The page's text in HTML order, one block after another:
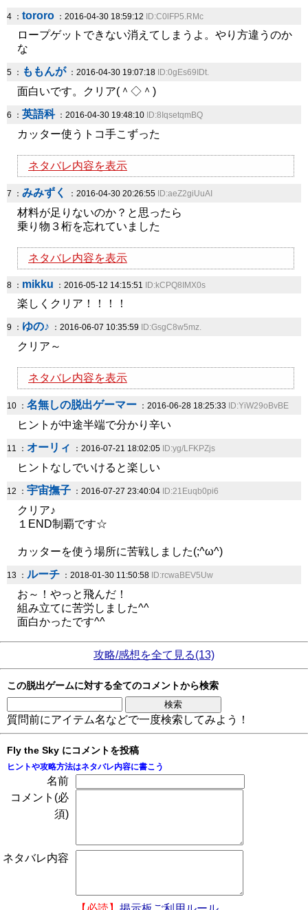
4 ： tororo ：2016-04-30 18:59:12 ID:C0lFP5.RMc
ロープゲットできない消えてしまうよ。やり方違うのか
な
5 ： ももんが：2016-04-30 19:07:18 ID:0gEs69IDt.
面白いです。クリア(＾◇＾)
6 ： 英語科：2016-04-30 19:48:10 ID:8IqsetqmBQ
カッター使うトコ手こずった
ネタバレ内容を表示
7 ： みみずく ：2016-04-30 20:26:55 ID:aeZ2giUuAI
材料が足りないのか？と思ったら
乗り物３桁を忘れていました
ネタバレ内容を表示
8 ： mikku ：2016-05-12 14:15:51 ID:kCPQ8IMX0s
楽しくクリア！！！！
9 ： ゆの♪ ：2016-06-07 10:35:59 ID:GsgC8w5mz.
クリア～
ネタバレ内容を表示
10 ： 名無しの脱出ゲーマー ：2016-06-28 18:25:33 ID:YiW29oBvBE
ヒントが中途半端で分かり辛い
11 ： オーリィ ：2016-07-21 18:02:05 ID:yg/LFKPZjs
ヒントなしでいけると楽しい
12 ： 宇宙撫子 ：2016-07-27 23:40:04 ID:21Euqb0pi6
クリア♪
１END制覇です☆
カッターを使う場所に苦戦しました(;^ω^)
13 ： ルーチ ：2018-01-30 11:50:58 ID:rcwaBEV5Uw
お～！やっと飛んだ！
組み立てに苦労しました^^
面白かったです^^
攻略/感想を全て見る(13)
この脱出ゲームに対する全てのコメントから検索
質問前にアイテム名などで一度検索してみよう！
Fly the Sky にコメントを投稿
ヒントや攻略方法はネタバレ内容に書こう
名前
コメント(必
須)
ネタバレ内容